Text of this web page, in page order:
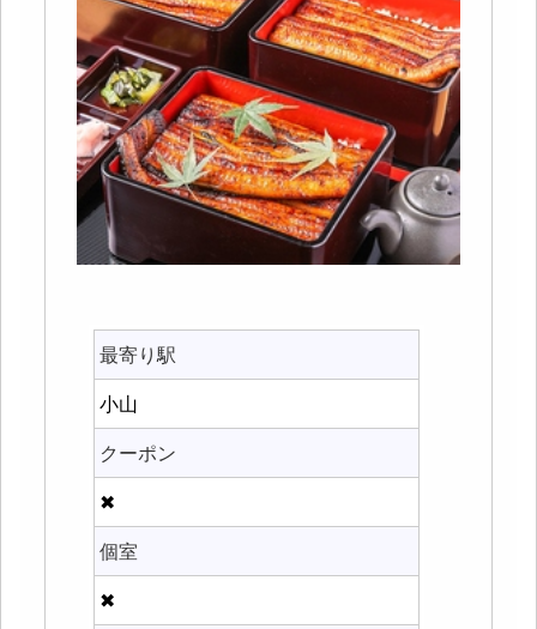
最寄り駅
小山
クーポン
✖
個室
✖